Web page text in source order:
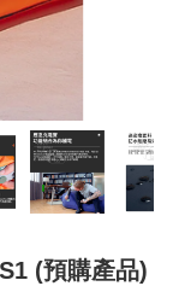
(預購產品)